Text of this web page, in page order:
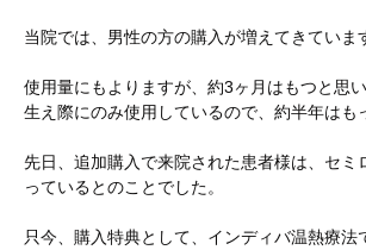
当院では、男性の方の購入が増えてきていま
使用量にもよりますが、約3ヶ月はもつと思
生え際にのみ使用しているので、約半年はも
先日、追加購入で来院された患者様は、セミ
っているとのことでした。
只今、購入特典として、インディバ温熱療法